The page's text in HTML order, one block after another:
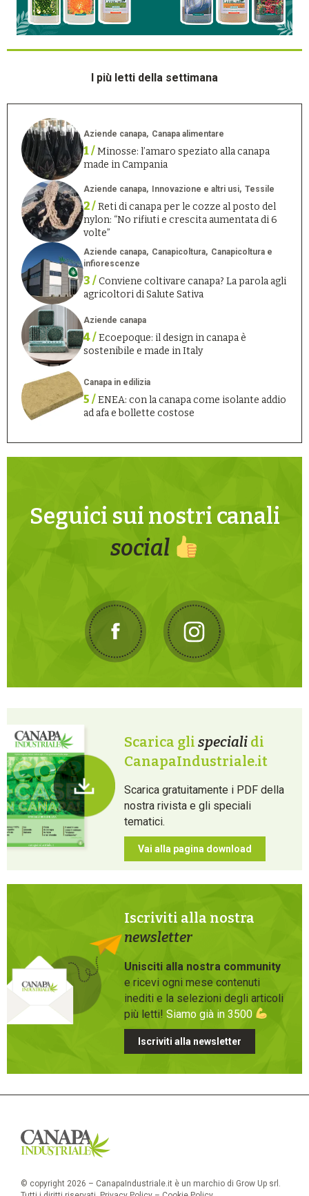
I più letti della settimana
Aziende canapa Canapa alimentare
1 /Minosse: l’amaro speziato alla canapa
made in Campania
Aziende canapa Innovazione e altri usi Tessile
2 /Reti di canapa per le cozze al posto del
nylon: “No rifiuti e crescita aumentata di 6
volte”
Aziende canapa Canapicoltura
Canapicoltura e
infiorescenze
3 /Conviene coltivare canapa? La parola agli
agricoltori di Salute Sativa
Aziende canapa
4 /Ecoepoque: il design in canapa è
sostenibile e made in Italy
Canapa in edilizia
5 /ENEA: con la canapa come isolante addio
ad afa e bollette costose
Seguici sui nostri canali
social
Scarica gli speciali di
CanapaIndustriale.it
Scarica gratuitamente i PDF della
nostra rivista e gli speciali
tematici.
Vai alla pagina download
Iscriviti alla nostra
newsletter
Unisciti alla nostra community
e ricevi ogni mese contenuti
inediti e la selezioni degli articoli
più letti! Siamo già in 3500
Iscriviti alla newsletter
© copyright 2026 – CanapaIndustriale.it è un marchio di Grow Up srl.